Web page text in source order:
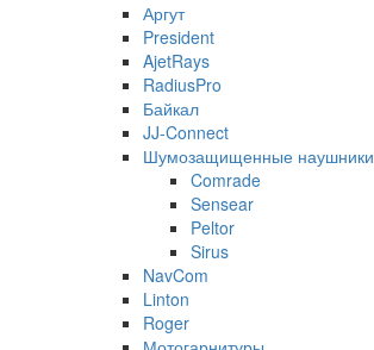
Аргут
President
AjetRays
RadiusPro
Байкал
JJ-Connect
Шумозащищенные наушники
Comrade
Sensear
Peltor
Sirus
NavCom
Linton
Roger